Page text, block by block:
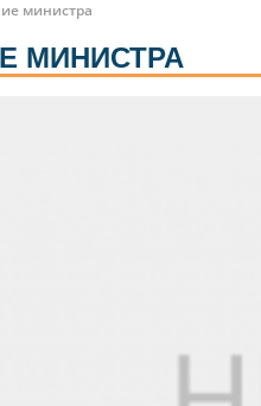
министра
МИНИСТРА